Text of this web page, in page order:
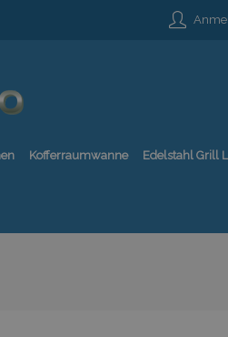
Kofferraumwanne Edelstahl Grill